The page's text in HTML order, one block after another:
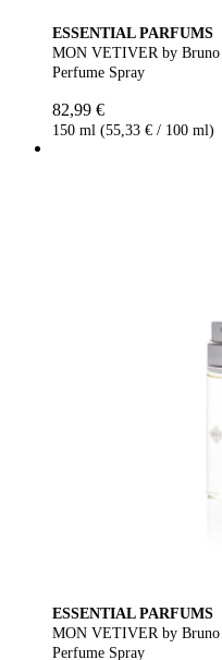
ESSENTIAL PARFUMS
MON VETIVER by Bruno
Perfume Spray
82,99 €
150 ml (55,33 € / 100 ml)
ESSENTIAL PARFUMS
MON VETIVER by Bruno
Perfume Spray